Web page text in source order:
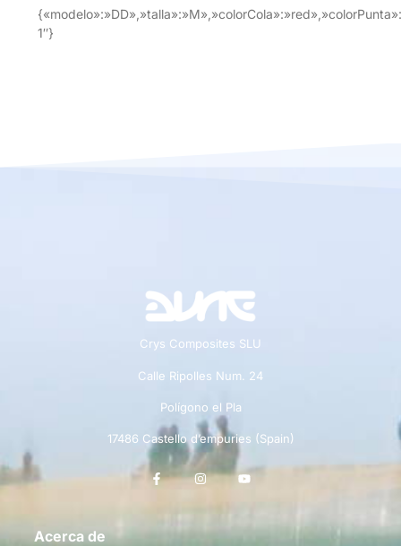
1″}
Crys Composites SLU
Calle Ripolles Num. 24
Polígono el Pla
17486 Castello d’empuries (Spain)
Acerca de